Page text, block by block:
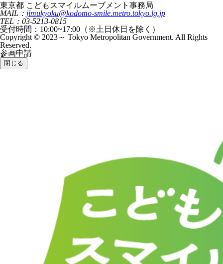
東京都 こどもスマイルムーブメント事務局
MAIL： jimukyoku@kodomo-smile.metro.tokyo.lg.jp
TEL：03-5213-0815
受付時間：10:00~17:00（※土日休日を除く）
Copyright © 2023～ Tokyo Metropolitan Government. All Rights
Reserved.
参画申請
閉じる